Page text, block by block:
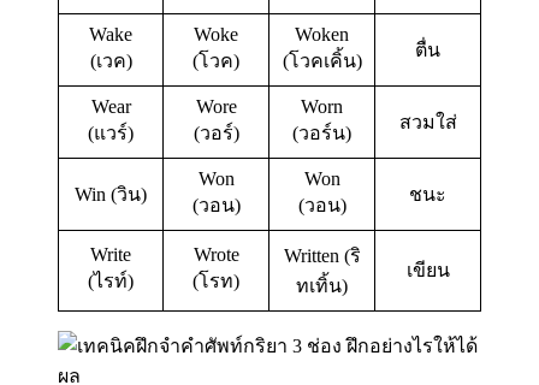
Wake
(เวค)
Woke
(โวค)
Woken
(โวคเคิ้น)
ตื่น
Wear
(แวร์)
Wore
(วอร์)
Worn
(วอร์น)
สวมใส่
Win (วิน)
Won
(วอน)
Won
(วอน)
ชนะ
Write
(ไรท์)
Wrote
(โรท)
Written (ริ
ทเทิ้น)
เขียน